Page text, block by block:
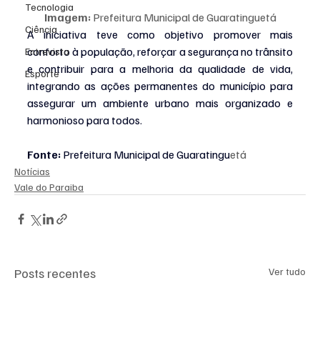
Tecnologia
Ciência
Entrevista
Esporte
Imagem: Prefeitura Municipal de Guaratinguetá
A iniciativa teve como objetivo promover mais
conforto à população, reforçar a segurança no trânsito
e contribuir para a melhoria da qualidade de vida,
integrando as ações permanentes do município para
assegurar um ambiente urbano mais organizado e
harmonioso para todos.
Fonte: Prefeitura Municipal de Guaratinguetá
Notícias
Vale do Paraiba
Posts recentes Ver tudo